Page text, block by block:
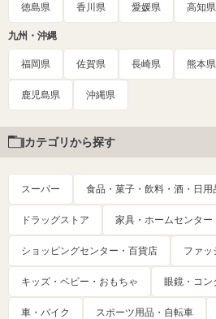
徳島県 香川県 愛媛県 高知県
九州・沖縄
福岡県 佐賀県 長崎県 熊本県
鹿児島県 沖縄県
カテゴリから探す
スーパー 食品・菓子・飲料・酒・日用
ドラッグストア 家具・ホームセンター
ショッピングセンター・百貨店 ファッ
キッズ・ベビー・おもちゃ 眼鏡・コン
車・バイク スポーツ用品・自転車